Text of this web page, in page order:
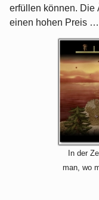
erfüllen können. Die
einen hohen Preis …
In der
man, wo